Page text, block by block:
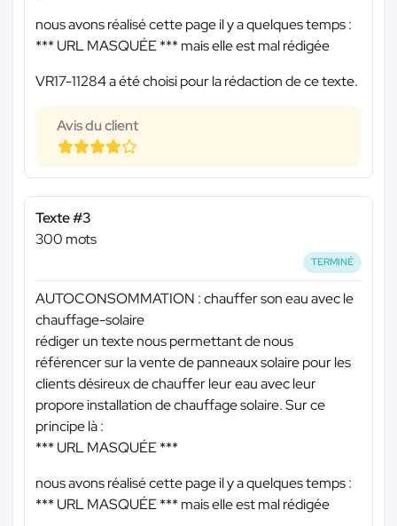
nous avons réalisé cette page il y a quelques temps :
*** URL MASQUÉE *** mais elle est mal rédigée
VR17-11284 a été choisi pour la rédaction de ce texte.
Avis du client
Texte #3
300 mots
TERMINÉ
AUTOCONSOMMATION : chauffer son eau avec le
chauffage-solaire
rédiger un texte nous permettant de nous
référencer sur la vente de panneaux solaire pour les
clients désireux de chauffer leur eau avec leur
propore installation de chauffage solaire. Sur ce
principe là :
*** URL MASQUÉE ***
nous avons réalisé cette page il y a quelques temps :
*** URL MASQUÉE *** mais elle est mal rédigée